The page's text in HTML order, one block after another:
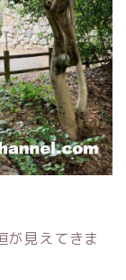
が見えてきま